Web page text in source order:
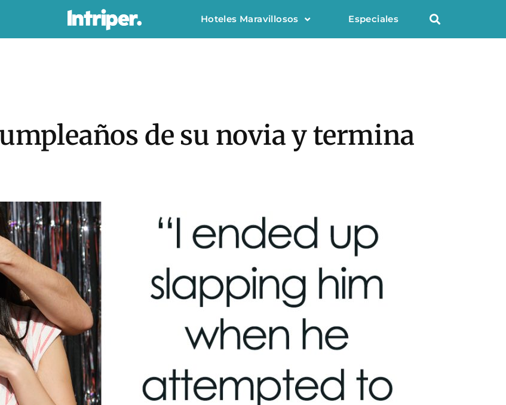
Hoteles Maravillosos Especiales
de su novia y termina